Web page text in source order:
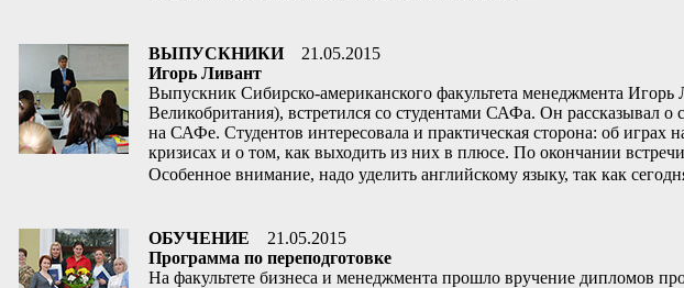
ВЫПУСКНИКИ
21.05.2015
Игорь Ливант
Выпускник Сибирско-американского факультета менеджмента
Великобритания), встретился со студентами САФа. Он рассказывал
на САФе. Студентов интересовала и практическая сторона: об
кризисах и о том, как выходить из них в плюсе. По окончании
Особенное внимание, надо уделить английскому языку, так как
ОБУЧЕНИЕ
21.05.2015
Программа по переподготовке
На факультете бизнеса и менеджмента прошло вручение дипломов